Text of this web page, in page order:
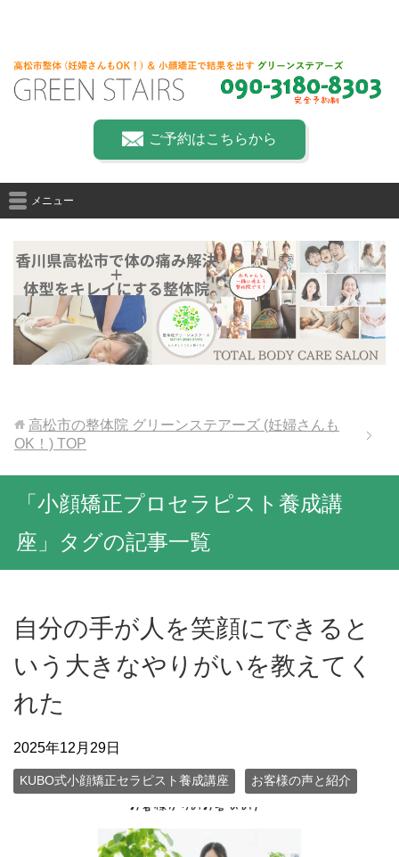
ご予約はこちらから
メニュー
高松市の整体院 グリーンステアーズ (妊婦さんも
OK！) TOP
「小顔矯正プロセラピスト養成講
座」タグの記事一覧
自分の手が人を笑顔にできると
いう大きなやりがいを教えてく
れた
2025年12月29日
KUBO式小顔矯正セラピスト養成講座 お客様の声と紹介